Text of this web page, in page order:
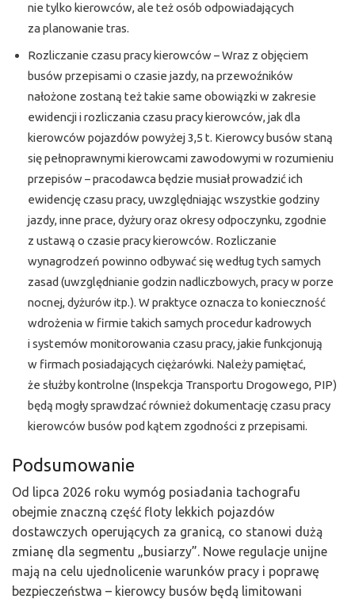
nie tylko kierowców, ale też osób odpowiadających
za planowanie tras.
Rozliczanie czasu pracy kierowców – Wraz z objęciem
busów przepisami o czasie jazdy, na przewoźników
nałożone zostaną też takie same obowiązki w zakresie
ewidencji i rozliczania czasu pracy kierowców, jak dla
kierowców pojazdów powyżej 3,5 t. Kierowcy busów staną
się pełnoprawnymi kierowcami zawodowymi w rozumieniu
przepisów – pracodawca będzie musiał prowadzić ich
ewidencję czasu pracy, uwzględniając wszystkie godziny
jazdy, inne prace, dyżury oraz okresy odpoczynku, zgodnie
z ustawą o czasie pracy kierowców. Rozliczanie
wynagrodzeń powinno odbywać się według tych samych
zasad (uwzględnianie godzin nadliczbowych, pracy w porze
nocnej, dyżurów itp.). W praktyce oznacza to konieczność
wdrożenia w firmie takich samych procedur kadrowych
i systemów monitorowania czasu pracy, jakie funkcjonują
w firmach posiadających ciężarówki. Należy pamiętać,
że służby kontrolne (Inspekcja Transportu Drogowego, PIP)
będą mogły sprawdzać również dokumentację czasu pracy
kierowców busów pod kątem zgodności z przepisami.
Podsumowanie
Od lipca 2026 roku wymóg posiadania tachografu
obejmie znaczną część floty lekkich pojazdów
dostawczych operujących za granicą, co stanowi dużą
zmianę dla segmentu „busiarzy”. Nowe regulacje unijne
mają na celu ujednolicenie warunków pracy i poprawę
bezpieczeństwa – kierowcy busów będą limitowani